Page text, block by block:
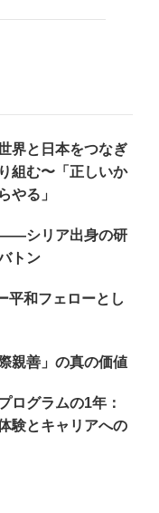
界と日本をつなぎ
組む〜「正しいか
やる」
——シリア出身の研
トン
平和フェローとし
親善」の真の価値
ログラムの1年：
験とキャリアへの